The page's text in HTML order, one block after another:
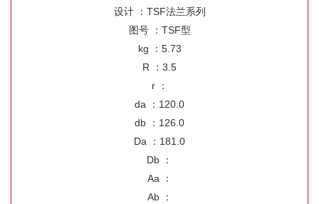
设计 ：TSF法兰系列
图号 ：TSF型
kg ：5.73
R ：3.5
r ：
da ：120.0
db ：126.0
Da ：181.0
Db ：
Aa ：
Ab ：